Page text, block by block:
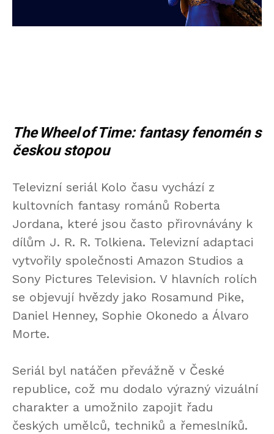
The Wheel of Time: fantasy fenomén s
českou stopou
Televizní seriál Kolo času vychází z
kultovních fantasy románů Roberta
Jordana, které jsou často přirovnávány k
dílům J. R. R. Tolkiena. Televizní adaptaci
vytvořily společnosti Amazon Studios a
Sony Pictures Television. V hlavních rolích
se objevují hvězdy jako Rosamund Pike,
Daniel Henney, Sophie Okonedo a Álvaro
Morte.
Seriál byl natáčen převážně v České
republice, což mu dodalo výrazný vizuální
charakter a umožnilo zapojit řadu
českých umělců, techniků a řemeslníků.